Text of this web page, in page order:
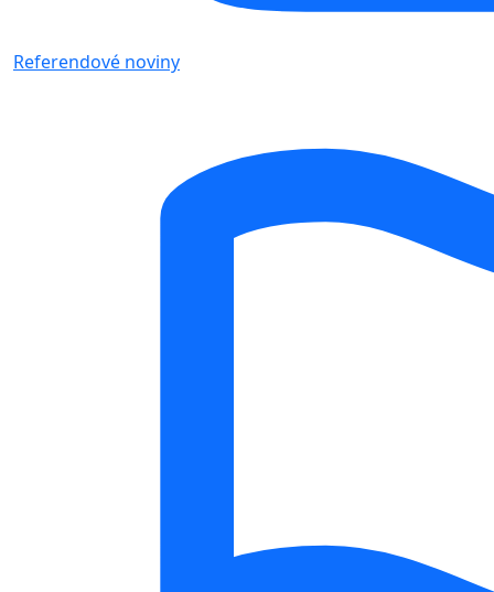
Referendové noviny